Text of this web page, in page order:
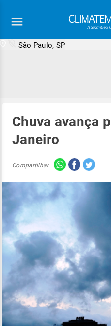
São Paulo, SP
Chuva avança
Janeiro
Compartilhar